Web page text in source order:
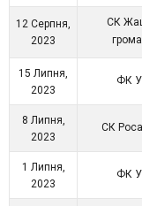
12 Серпня,
2023
СК
15 Липня,
2023
ФК
8 Липня,
2023
СК
1 Липня,
2023
ФК